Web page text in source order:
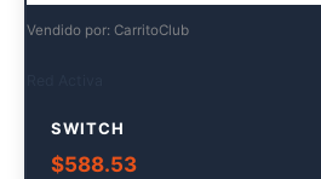
Vendido por: CarritoClub
SWITCH
$588.53